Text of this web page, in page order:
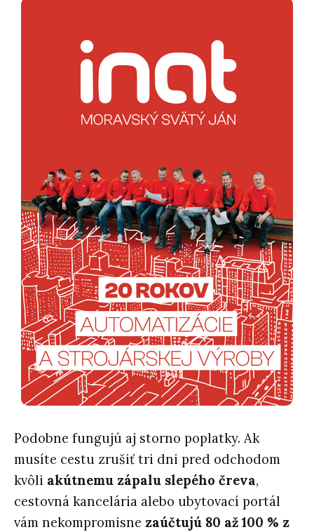
Podobne fungujú aj storno poplatky. Ak
musíte cestu zrušiť tri dni pred odchodom
kvôli akútnemu zápalu slepého čreva,
cestovná kancelária alebo ubytovací portál
vám nekompromisne zaúčtujú 80 až 100 % z